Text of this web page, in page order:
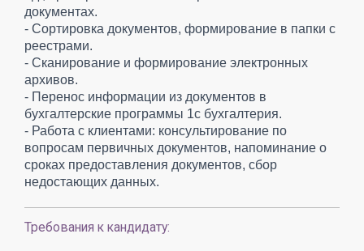
документах.
- Сортировка документов, формирование в папки с
реестрами.
- Сканирование и формирование электронных
архивов.
- Перенос информации из документов в
бухгалтерские программы 1с бухгалтерия.
- Работа с клиентами: консультирование по
вопросам первичных документов, напоминание о
сроках предоставления документов, сбор
недостающих данных.
Требования к кандидату: